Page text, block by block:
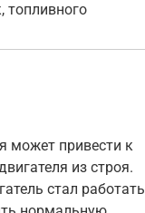
топливного
может привести к
из строя.
стал работать